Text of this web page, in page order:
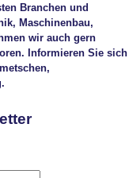
Branchen und
Maschinenbau,
wir auch gern
Informieren Sie sich